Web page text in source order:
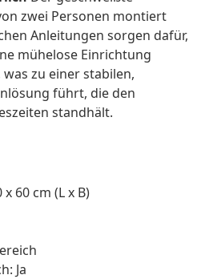
zwei Personen montiert
Anleitungen sorgen dafür,
mühelose Einrichtung
zu einer stabilen,
führt, die den
standhält.
60 cm (L x B)
Ja